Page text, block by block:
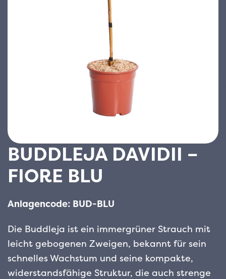
BUDDLEJA DAVIDII –
FIORE BLU
Anlagencode: BUD-BLU
Die Buddleja ist ein immergrüner Strauch mit
leicht gebogenen Zweigen, bekannt für sein
schnelles Wachstum und seine kompakte,
widerstandsfähige Struktur, die auch strenge